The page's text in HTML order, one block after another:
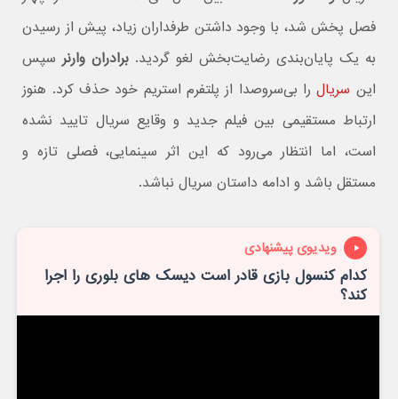
فصل پخش شد، با وجود داشتن طرفداران زیاد، پیش از رسیدن
به یک پایان‌بندی رضایت‌بخش لغو گردید. برادران وارنرسپس
این سریالرا بی‌سروصدا از پلتفرم استریم خود حذف کرد. هنوز
ارتباط مستقیمی بین فیلم جدید و وقایع سریال تایید نشده
است، اما انتظار می‌رود که این اثر سینمایی، فصلی تازه و
مستقل باشد و ادامه داستان سریال نباشد.
ویدیوی پیشنهادی
کدام کنسول بازی قادر است دیسک های بلوری را اجرا
کند؟